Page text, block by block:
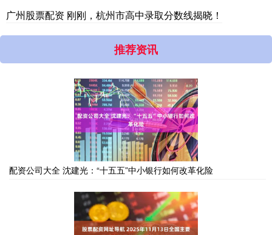
广州股票配资 刚刚，杭州市高中录取分数线揭晓！
推荐资讯
配资公司大全 沈建光：“十五五”中小银行如何改革化险